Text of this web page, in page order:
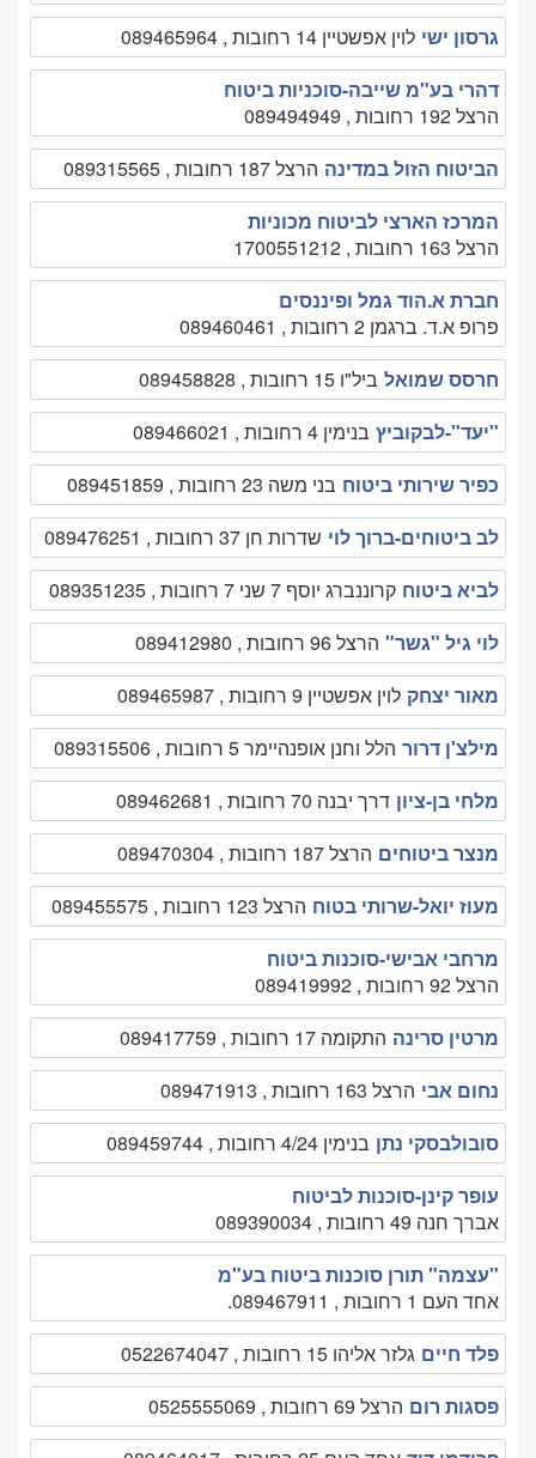
גרסון ישי לוין אפשטיין 14 רחובות , 089465964
דהרי בע"מ שייבה-סוכניות ביטוח
הרצל 192 רחובות , 089494949
הביטוח הזול במדינה הרצל 187 רחובות , 089315565
המרכז הארצי לביטוח מכוניות
הרצל 163 רחובות , 1700551212
חברת א.הוד גמל ופיננסים
פרופ א.ד. ברגמן 2 רחובות , 089460461
חרסס שמואל ביל"ו 15 רחובות , 089458828
"יעד"-לבקוביץ בנימין 4 רחובות , 089466021
כפיר שירותי ביטוח בני משה 23 רחובות , 089451859
לב ביטוחים-ברוך לוי שדרות חן 37 רחובות , 089476251
לביא ביטוח קרוננברג יוסף 7 שני 7 רחובות , 089351235
לוי גיל "גשר" הרצל 96 רחובות , 089412980
מאור יצחק לוין אפשטיין 9 רחובות , 089465987
מילצ'ן דרור הלל וחנן אופנהיימר 5 רחובות , 089315506
מלחי בן-ציון דרך יבנה 70 רחובות , 089462681
מנצר ביטוחים הרצל 187 רחובות , 089470304
מעוז יואל-שרותי בטוח הרצל 123 רחובות , 089455575
מרחבי אבישי-סוכנות ביטוח
הרצל 92 רחובות , 089419992
מרטין סרינה התקומה 17 רחובות , 089417759
נחום אבי הרצל 163 רחובות , 089471913
סובולבסקי נתן בנימין 4/24 רחובות , 089459744
עופר קינן-סוכנות לביטוח
אברך חנה 49 רחובות , 089390034
"עצמה" תורן סוכנות ביטוח בע"מ
אחד העם 1 רחובות , 089467911.
פלד חיים גלזר אליהו 15 רחובות , 0522674047
פסגות רום הרצל 69 רחובות , 0525555069